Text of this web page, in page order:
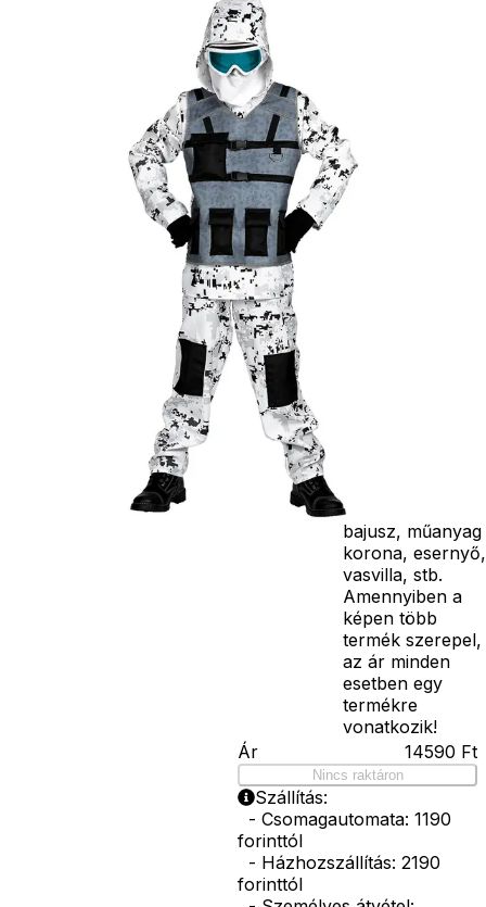
Egyéb
Jelmezcserénél
postaköltséget
csak minőségi
seprű, szakáll,
bajusz, műanyag
korona, esernyő,
vasvilla, stb.
Amennyiben a
képen több
termék szerepel,
az ár minden
esetben egy
termékre
vonatkozik!
Ár
14590 Ft
Nincs raktáron
Szállítás:
- Csomagautomata: 1190
forinttól
- Házhozszállítás: 2190
forinttól